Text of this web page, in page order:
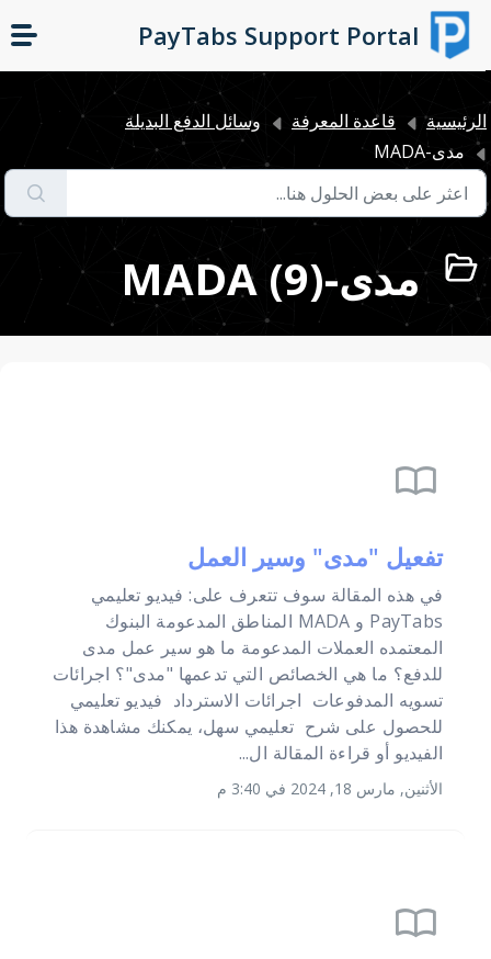
التخطّي إلى المحتوى الرئيسي
PayTabs Support Portal
الرئيسية قاعدة المعرفة
وسائل الدفع البديلة
مدى-MADA
مدى-MADA (9)
import_contacts
تفعيل "مدى" وسير العمل
في هذه المقالة سوف تتعرف على: فيديو تعليمي
PayTabs و MADA المناطق المدعومة البنوك
المعتمده العملات المدعومة ما هو سير عمل مدى
للدفع؟ ما هي الخصائص التي تدعمها "مدى"؟ اجرائات
تسويه المدفوعات اجرائات الاسترداد فيديو تعليمي
للحصول على شرح تعليمي سهل، يمكنك مشاهدة هذا
الفيديو أو قراءة المقالة ال...
الأثنين, مارس 18, 2024 في 3:40 م
import_contacts